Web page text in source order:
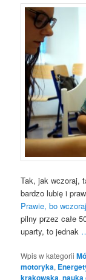
Tak, jak wczoraj,
bardzo lubię i
Prawie, bo
pilny przez całe
uparty, to jednak
Wpis w kategorii
motoryka,
krakowska,nauka